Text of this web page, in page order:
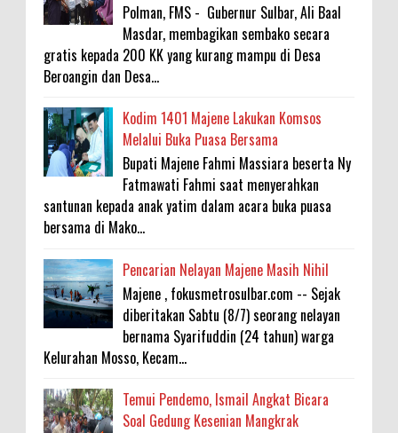
Polman, FMS - Gubernur Sulbar, Ali Baal
Masdar, membagikan sembako secara
gratis kepada 200 KK yang kurang mampu di Desa
Beroangin dan Desa...
Kodim 1401 Majene Lakukan Komsos
Melalui Buka Puasa Bersama
Bupati Majene Fahmi Massiara beserta Ny
Fatmawati Fahmi saat menyerahkan
santunan kepada anak yatim dalam acara buka puasa
bersama di Mako...
Pencarian Nelayan Majene Masih Nihil
Majene , fokusmetrosulbar.com -- Sejak
diberitakan Sabtu (8/7) seorang nelayan
bernama Syarifuddin (24 tahun) warga
Kelurahan Mosso, Kecam...
Temui Pendemo, Ismail Angkat Bicara
Soal Gedung Kesenian Mangkrak